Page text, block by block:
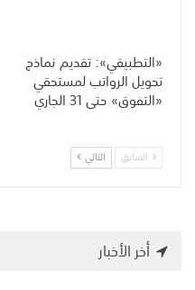
«التطبيقي»: تقديم نماذج
تحويل الرواتب لمستحقي
«التفوق» حتى 31 الجاري
السابق التالي
أخر الأخبار